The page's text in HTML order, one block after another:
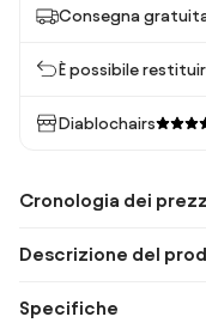
Consegna
È possibile
Diablochairs
Cronologia dei
Descrizione del
Specifiche